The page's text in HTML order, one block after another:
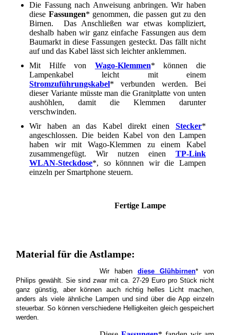
Die Fassung nach Anweisung anbringen. Wir haben
diese Fassungen* genommen, die passen gut zu den
Birnen. Das Anschließen war etwas kompliziert,
deshalb haben wir ganz einfache Fassungen aus dem
Baumarkt in diese Fassungen gesteckt. Das fällt nicht
auf und das Kabel lässt sich leichter anklemmen.
Mit Hilfe von
Wago-Klemmen* können die
Lampenkabel leicht mit einem
Stromzuführungskabel* verbunden werden. Bei
dieser Variante müsste man die Granitplatte von unten
aushöhlen, damit die Klemmen darunter
verschwinden.
Wir haben an das Kabel direkt einen Stecker*
angeschlossen. Die beiden Kabel von den Lampen
haben wir mit Wago-Klemmen zu einem Kabel
zusammengefügt. Wir nutzen einen TP-Link
WLAN-Steckdose*, so könnnen wir die Lampen
einzeln per Smartphone steuern.
Fertige Lampe
Material für die Astlampe:
Wir habendiese Glühbirnen* von
Philips gewählt. Sie sind zwar mit ca. 27-29 Euro pro Stück nicht
ganz günstig, aber können auch richtig helles Licht machen,
anders als viele ähnliche Lampen und sind über die App einzeln
steuerbar. So können verschiedene Helligkeiten gleich gespeichert
werden.